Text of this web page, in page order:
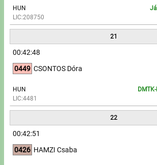
HUN
LIC:208750
21
00:42:48
0449 CSONTOS Dóra
HUN
LIC:4481
22
00:42:51
0426 HAMZI Csaba